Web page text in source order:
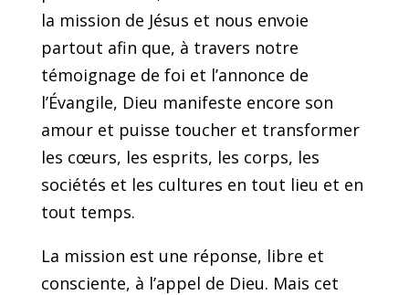
la mission de Jésus et nous envoie
partout afin que, à travers notre
témoignage de foi et l’annonce de
l’Évangile, Dieu manifeste encore son
amour et puisse toucher et transformer
les cœurs, les esprits, les corps, les
sociétés et les cultures en tout lieu et en
tout temps.
La mission est une réponse, libre et
consciente, à l’appel de Dieu. Mais cet